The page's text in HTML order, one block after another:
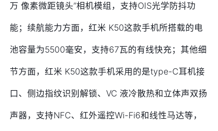
万 像素微距镜头”相机模组，支持OIS光学防抖功
能；续航能力方面，红米 K50这款手机所搭载的电
池容量为5500毫安，支持67瓦的有线快充；其他细
节方面，红米 K50这款手机采用的是type-C耳机接
口、侧边指纹识别解锁、VC 液冷散热和立体声双扬
声器，支持NFC、红外遥控Wi-Fi6和线性马达等，